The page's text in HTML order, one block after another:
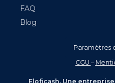
FAQ
Blog
Paramètres
CGU –
Eloficash. Une